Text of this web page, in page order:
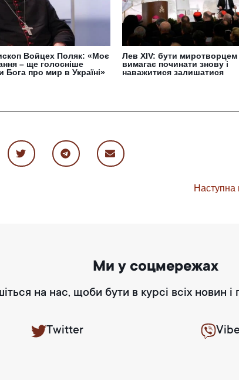
Войцех Поляк: «Моє
– ще голосніше
Бога про мир в Україні»
Лев XIV: бути миротворцем
вимагає починати знову і
наважитися залишатися
Наступна
Ми у соцмережах
на нас, щоби бути в курсі всіх новин і
Twitter